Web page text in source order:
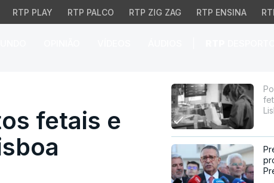
RTP PLAY RTP PALCO RTP ZIG ZAG RTP ENSINA
fetais e neonatais
fetais e